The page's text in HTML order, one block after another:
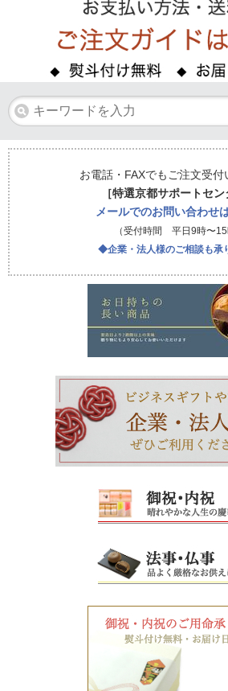
お電話・FAXでもご注文受付
［特選京都サポートセン
メールでのお問い合わせ
（受付時間 平日9時〜15
◆企業・法人様のご相談も承